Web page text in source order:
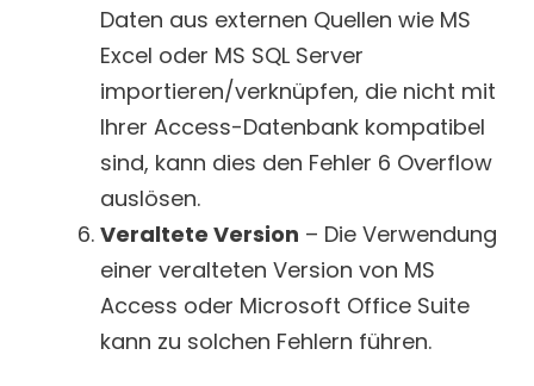
Daten aus externen Quellen wie MS
Excel oder MS SQL Server
importieren/verknüpfen, die nicht mit
Ihrer Access-Datenbank kompatibel
sind, kann dies den Fehler 6 Overflow
auslösen.
Veraltete Version – Die Verwendung
einer veralteten Version von MS
Access oder Microsoft Office Suite
kann zu solchen Fehlern führen.